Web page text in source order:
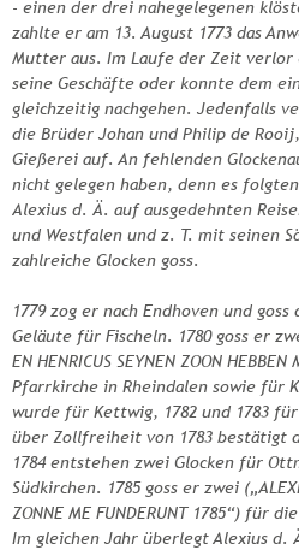
- einen der drei nahegelegenen
zahlte er am 13. August 1773 das
Mutter aus. Im Laufe der Zeit verlor
seine Geschäfte oder konnte dem
gleichzeitig nachgehen. Jedenfalls
die Brüder Johan und Philip de
Gießerei auf. An fehlenden
nicht gelegen haben, denn es
Alexius d. Ä. auf ausgedehnten
und Westfalen und z. T. mit seinen
zahlreiche Glocken goss.
1779 zog er nach Endhoven und
Geläute für Fischeln. 1780 goss er
EN HENRICUS SEYNEN ZOON
Pfarrkirche in Rheindalen sowie für
wurde für Kettwig, 1782 und 1783
über Zollfreiheit von 1783 bestätigt
1784 entstehen zwei Glocken für
Südkirchen. 1785 goss er zwei
ZONNE ME FUNDERUNT 1785“) für
Im gleichen Jahr überlegt Alexius d.